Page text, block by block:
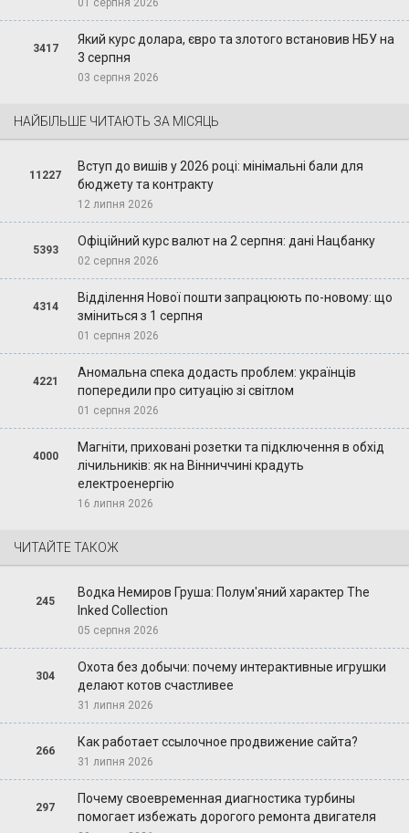
3417
Який курс долара, євро та злотого встановив НБУ на
3 серпня
03 серпня 2026
НАЙБІЛЬШЕ ЧИТАЮТЬ ЗА МІСЯЦЬ
11227
Вступ до вишів у 2026 році: мінімальні бали для
бюджету та контракту
12 липня 2026
5393
Офіційний курс валют на 2 серпня: дані Нацбанку
02 серпня 2026
4314
Відділення Нової пошти запрацюють по-новому: що
зміниться з 1 серпня
01 серпня 2026
4221
Аномальна спека додасть проблем: українців
попередили про ситуацію зі світлом
01 серпня 2026
4000
Магніти, приховані розетки та підключення в обхід
лічильників: як на Вінниччині крадуть
електроенергію
16 липня 2026
ЧИТАЙТЕ ТАКОЖ
245
Водка Немиров Груша: Полум'яний характер The
Inked Collection
05 серпня 2026
304
Охота без добычи: почему интерактивные игрушки
делают котов счастливее
31 липня 2026
266
Как работает ссылочное продвижение сайта?
31 липня 2026
297
Почему своевременная диагностика турбины
помогает избежать дорогого ремонта двигателя